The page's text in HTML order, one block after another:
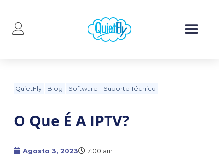
QuietFly Blog Software - Suporte Técnico
O Que É A IPTV?
Agosto 3, 2023 7:00 am